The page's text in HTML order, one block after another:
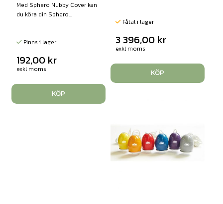
Med Sphero Nubby Cover kan
du köra din Sphero...
Finns i lager
192,00 kr
exkl moms
KÖP
Fåtal i lager
3 396,00 kr
exkl moms
KÖP